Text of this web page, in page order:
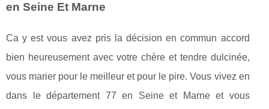
en Seine Et Marne
Ca y est vous avez pris la décision en commun accord
bien heureusement avec votre chère et tendre dulcinée,
vous marier pour le meilleur et pour le pire. Vous vivez en
dans le département 77 en Seine et Marne et vous